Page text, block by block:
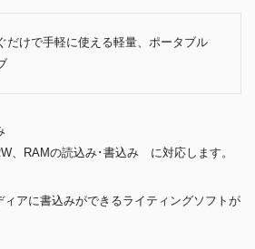
だけで手軽に使える軽量、ポータブル
、RAMの読込み･書込み に対応します。
ィアに書込みができるライティングソフトが